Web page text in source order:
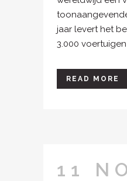
jaar levert het
3.000
READ MORE
11